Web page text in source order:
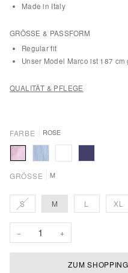
Made in Italy
GRÖSSE & PASSFORM
Regular fit
Unser Model Marco ist 187
QUALITÄT & PFLEGE
FARBE ROSE
Rose
Lightblue
Stripe
White
GRÖSSE M
SVARIANTE
AUSVERKAUFT
ODER
NICHT
VERFÜGBAR
M L XL
− +
ZUM